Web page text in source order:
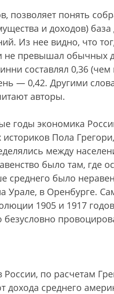
позволяет понять
и доходов)
Из нее видно, что
превышал обычных
составлял 0,36
— 0,42. Другими
авторы.
годы экономика
Пола
между
было там, где
среднего было
Урале, в Оренбурге.
1905 и 1917
по расчетам
дохода среднего